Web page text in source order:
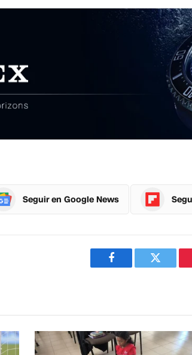
Seguir en Google News
FacebookTwitter